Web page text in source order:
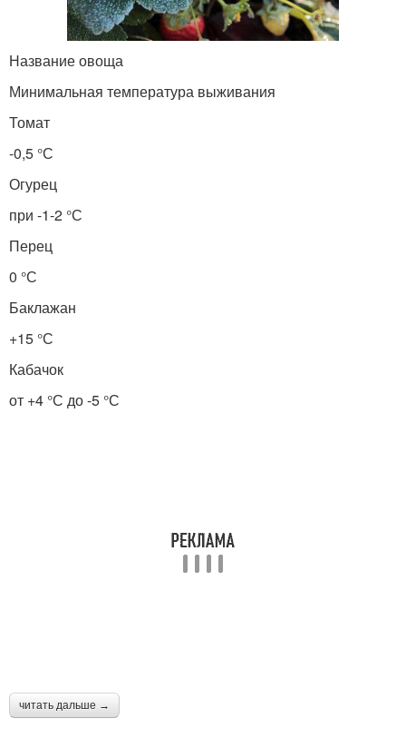
Название овоща
Минимальная температура выживания
Томат
-0,5 °С
Огурец
при -1-2 °С
Перец
0 °С
Баклажан
+15 °С
Кабачок
от +4 °С до -5 °С
читать дальше →